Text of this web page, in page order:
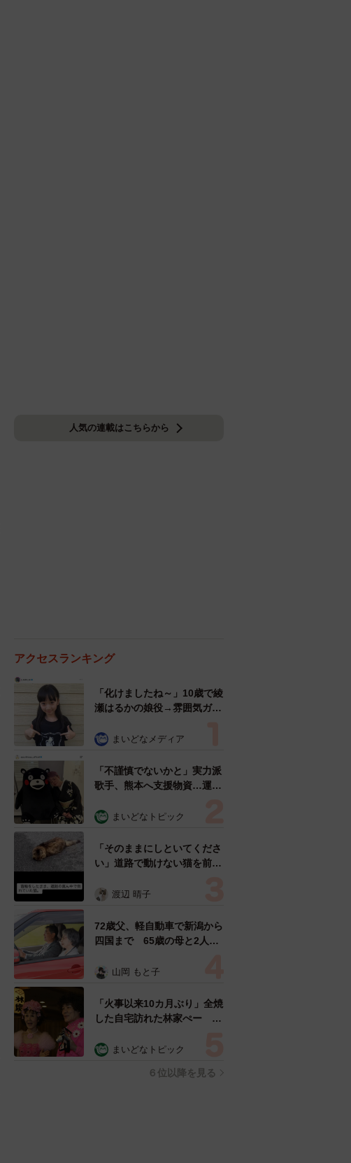
人気の連載はこちらから
アクセスランキング
「化けましたね～」10歳で綾
瀬はるかの娘役→雰囲気ガラ
雰囲気が」「宝塚に入れそ
まいどなメディア
「不謹慎でないかと」実力派
歌手、熊本へ支援物資…運搬
めらい 「痛いほど伝わる」
まいどなトピック
「そのままにしといてくださ
い」道路で動けない猫を前に
ようとした4日間 「命の重
表の訴え
渡辺 晴子
72歳父、軽自動車で新潟から
四国まで 65歳の母と2人で
憩まで分刻み… 「大学生で
山岡 もと子
「火事以来10カ月ぶり」全焼
した自宅訪れた林家ぺー 内
ン状態の部屋に呆然
まいどなトピック
６位以降を見る